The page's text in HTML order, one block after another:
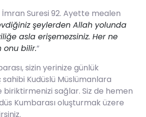
Suresi 92. Ayette mealen
şeylerden Allah yolunda
asla erişemezsiniz. Her ne
onu bilir.”
sizin yerinize günlük
sahibi Kudüslü Müslümanlara
biriktirmenizi sağlar. Siz de hemen
Kumbarası oluşturmak üzere